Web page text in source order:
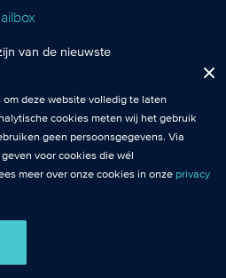
van de nieuwste
Voorwaarden
goed te laten werken.
cookies meten wij het gebruik van
inzicht in het functioneren van de
deze website volledig te laten
cookies meten wij het gebruik
geen persoonsgegevens. Via
voor cookies die wél
meer over onze cookies in onze privacy